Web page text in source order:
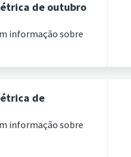
de outubro
informação sobre
de
informação sobre